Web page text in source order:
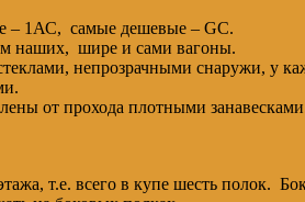
– 1АС, самые дешевые – GC.
наших, шире и сами вагоны.
непрозрачными снаружи, у
от прохода плотными
т.е. всего в купе шесть полок.